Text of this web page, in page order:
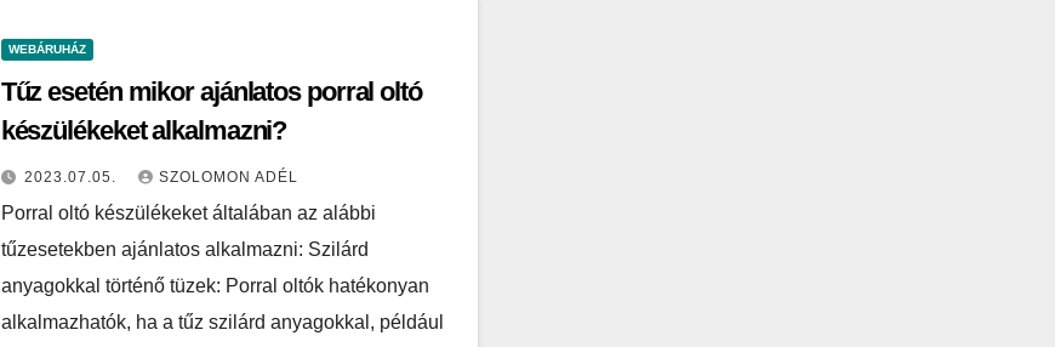
WEBÁRUHÁZ
Tűz esetén mikor ajánlatos porral oltó
készülékeket alkalmazni?
2023.07.05. SZOLOMON ADÉL
Porral oltó készülékeket általában az alábbi
tűzesetekben ajánlatos alkalmazni: Szilárd
anyagokkal történő tüzek: Porral oltók hatékonyan
alkalmazhatók, ha a tűz szilárd anyagokkal, például